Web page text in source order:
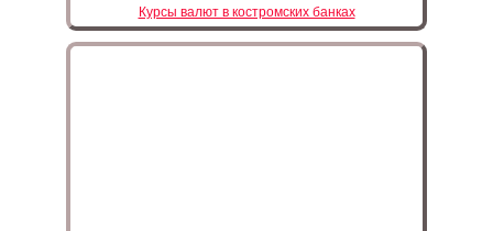
Курсы валют в костромских банках